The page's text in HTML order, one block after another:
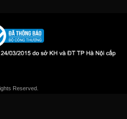
Reserved.